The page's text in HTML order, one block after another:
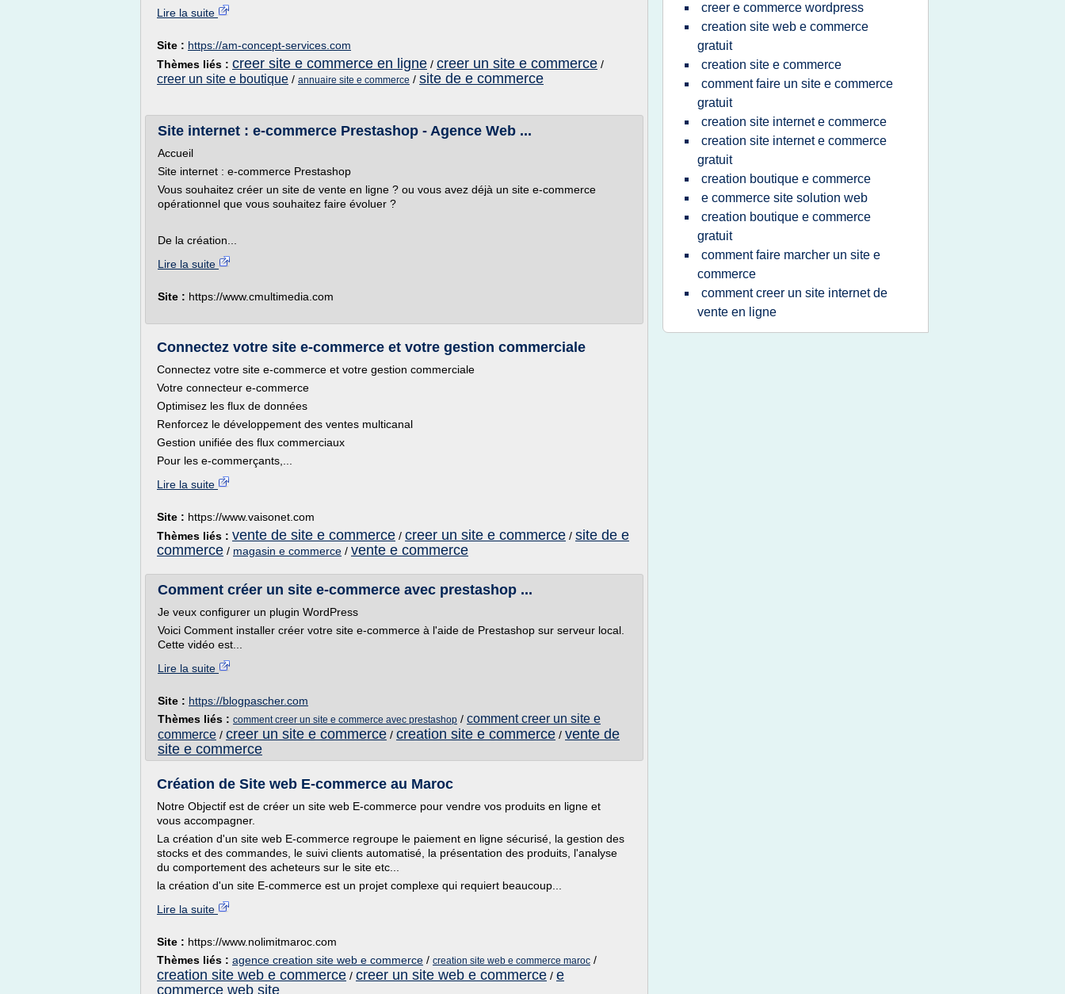
Lire la suite
Site : https://am-concept-services.com
Thèmes liés : creer site e commerce en ligne / creer un site e commerce /
creer un site e boutique / annuaire site e commerce / site de e commerce
Site internet : e-commerce Prestashop - Agence Web ...
Accueil
Site internet : e-commerce Prestashop
Vous souhaitez créer un site de vente en ligne ? ou vous avez déjà un site e-commerce
opérationnel que vous souhaitez faire évoluer ?
De la création...
Lire la suite
Site : https://www.cmultimedia.com
Connectez votre site e-commerce et votre gestion commerciale
Connectez votre site e-commerce et votre gestion commerciale
Votre connecteur e-commerce
Optimisez les flux de données
Renforcez le développement des ventes multicanal
Gestion unifiée des flux commerciaux
Pour les e-commerçants,...
Lire la suite
Site : https://www.vaisonet.com
Thèmes liés : vente de site e commerce / creer un site e commerce / site de e
commerce / magasin e commerce / vente e commerce
Comment créer un site e-commerce avec prestashop ...
Je veux configurer un plugin WordPress
Voici Comment installer créer votre site e-commerce à l'aide de Prestashop sur serveur local.
Cette vidéo est...
Lire la suite
Site : https://blogpascher.com
Thèmes liés : comment creer un site e commerce avec prestashop / comment creer un site e
commerce / creer un site e commerce / creation site e commerce / vente de
site e commerce
Création de Site web E-commerce au Maroc
Notre Objectif est de créer un site web E-commerce pour vendre vos produits en ligne et
vous accompagner.
La création d'un site web E-commerce regroupe le paiement en ligne sécurisé, la gestion des
stocks et des commandes, le suivi clients automatisé, la présentation des produits, l'analyse
du comportement des acheteurs sur le site etc...
la création d'un site E-commerce est un projet complexe qui requiert beaucoup...
Lire la suite
Site : https://www.nolimitmaroc.com
Thèmes liés : agence creation site web e commerce / creation site web e commerce maroc /
creation site web e commerce / creer un site web e commerce / e
commerce web site
creer e commerce wordpress
creation site web e commerce
gratuit
creation site e commerce
comment faire un site e commerce
gratuit
creation site internet e commerce
creation site internet e commerce
gratuit
creation boutique e commerce
e commerce site solution web
creation boutique e commerce
gratuit
comment faire marcher un site e
commerce
comment creer un site internet de
vente en ligne